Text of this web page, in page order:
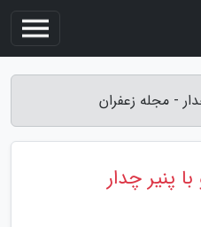
- مجله زعفران
پنیر چدار